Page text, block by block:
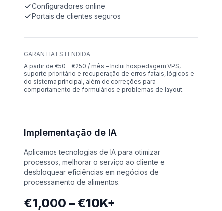
Configuradores online
Portais de clientes seguros
GARANTIA ESTENDIDA
A partir de €50 - €250 / mês – Inclui hospedagem VPS,
suporte prioritário e recuperação de erros fatais, lógicos e
do sistema principal, além de correções para
comportamento de formulários e problemas de layout.
Implementação de IA
Aplicamos tecnologias de IA para otimizar
processos, melhorar o serviço ao cliente e
desbloquear eficiências em negócios de
processamento de alimentos.
€1,000 – €10K+